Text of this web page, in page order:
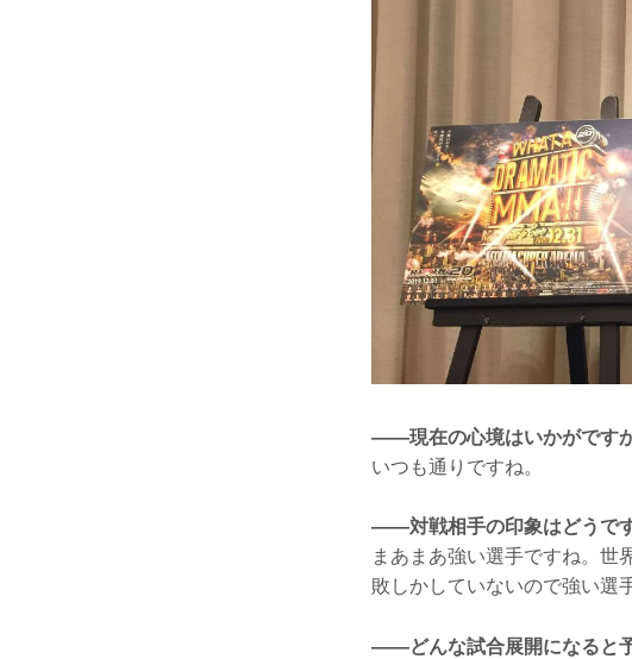
——現在の心境はいかがです
いつも通りですね。
——対戦相手の印象はどうで
まあまあ強い選手ですね。世
敗しかしていないので強い選
——どんな試合展開になると